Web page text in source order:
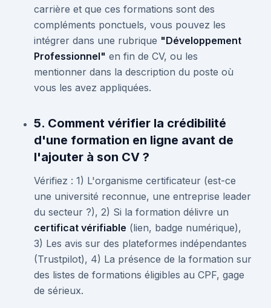
carrière et que ces formations sont des
compléments ponctuels, vous pouvez les
intégrer dans une rubrique "Développement
Professionnel" en fin de CV, ou les
mentionner dans la description du poste où
vous les avez appliquées.
5. Comment vérifier la crédibilité
d'une formation en ligne avant de
l'ajouter à son CV ?
Vérifiez : 1) L'organisme certificateur (est-ce
une université reconnue, une entreprise leader
du secteur ?), 2) Si la formation délivre un
certificat vérifiable (lien, badge numérique),
3) Les avis sur des plateformes indépendantes
(Trustpilot), 4) La présence de la formation sur
des listes de formations éligibles au CPF, gage
de sérieux.